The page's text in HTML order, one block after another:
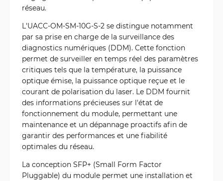
réseau.
L'UACC-OM-SM-10G-S-2 se distingue notamment
par sa prise en charge de la surveillance des
diagnostics numériques (DDM). Cette fonction
permet de surveiller en temps réel des paramètres
critiques tels que la température, la puissance
optique émise, la puissance optique reçue et le
courant de polarisation du laser. Le DDM fournit
des informations précieuses sur l'état de
fonctionnement du module, permettant une
maintenance et un dépannage proactifs afin de
garantir des performances et une fiabilité
optimales du réseau.
La conception SFP+ (Small Form Factor
Pluggable) du module permet une installation et